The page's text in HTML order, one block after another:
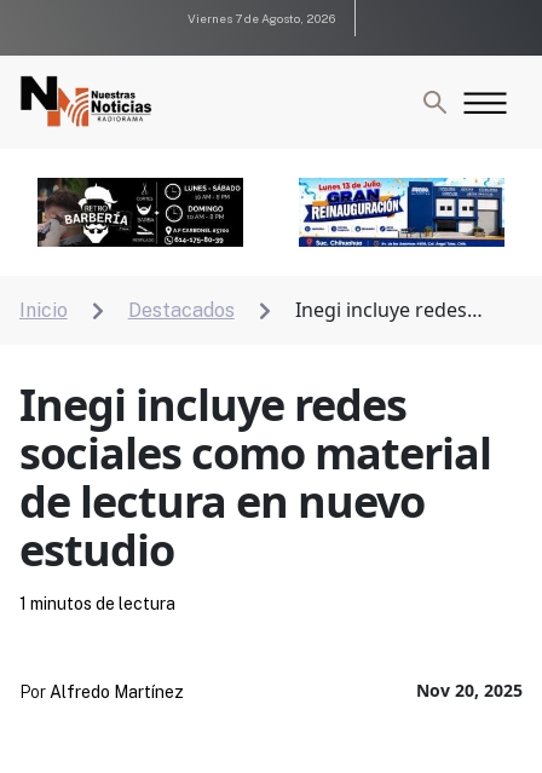
Viernes 7 de Agosto, 2026
Inicio  Destacados 
Inegi incluye redes
Inegi incluye redes
sociales como material
de lectura en nuevo
estudio
Nov 20, 2025
Por Alfredo Martínez
1 minutos de lectura